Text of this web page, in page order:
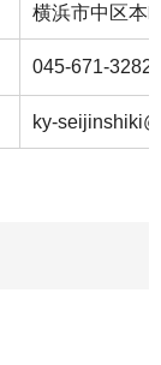
横浜市中区本
045-671-3282
ky-